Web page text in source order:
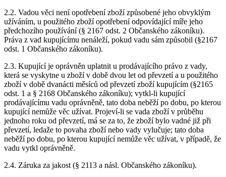
2.2. Vadou věci není opotřebení zboží způsobené jeho obvyklým
užíváním, u použitého zboží opotřebení odpovídající míře jeho
předchozího používání (§ 2167 odst. 2 Občanského zákoníku).
Práva z vad kupujícímu nenáleží, pokud vadu sám způsobil (§2167
odst. 1 Občanského zákoníku).
2.3. Kupující je oprávněn uplatnit u prodávajícího právo z vady,
která se vyskytne u zboží v době dvou let od převzetí a u použitého
zboží v době dvanácti měsíců od převzetí zboží kupujícím (§2165
odst. 1 a § 2168 Občanského zákoníku); vytkl-li kupující
prodávajícímu vadu oprávněně, tato doba neběží po dobu, po kterou
kupující nemůže věc užívat. Projeví-li se vada zboží v průběhu
jednoho roku od převzetí, má se za to, že zboží bylo vadné již při
převzetí, ledaže to povaha zboží nebo vady vylučuje; tato doba
neběží po dobu, po kterou kupující nemůže věc užívat, v případě, že
vadu vytkl oprávněně.
2.4. Záruka za jakost (§ 2113 a násl. Občanského zákoníku).